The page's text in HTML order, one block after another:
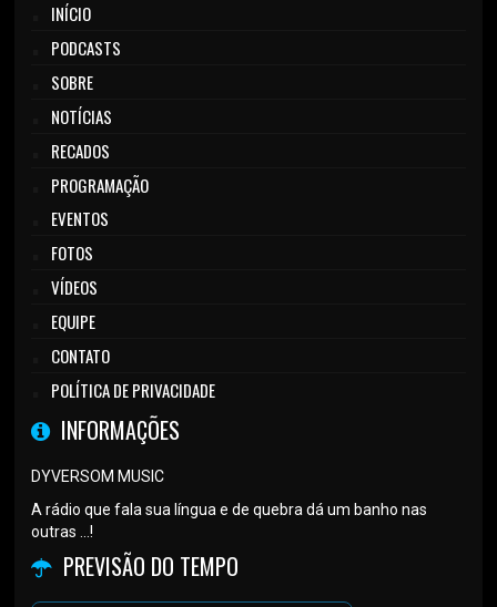
INÍCIO
PODCASTS
SOBRE
NOTÍCIAS
RECADOS
PROGRAMAÇÃO
EVENTOS
FOTOS
VÍDEOS
EQUIPE
CONTATO
POLÍTICA DE PRIVACIDADE
INFORMAÇÕES
DYVERSOM MUSIC
A rádio que fala sua língua e de quebra dá um banho nas
outras ...!
PREVISÃO DO TEMPO